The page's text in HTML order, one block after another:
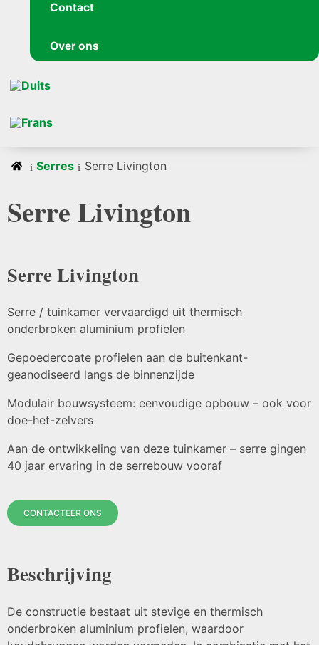
Contact
Over ons
Serres Serre Livington
Serre Livington
Serre Livington
Serre / tuinkamer vervaardigd uit thermisch
onderbroken aluminium profielen
Gepoedercoate profielen aan de buitenkant-
geanodiseerd langs de binnenzijde
Modulair bouwsysteem: eenvoudige opbouw – ook voor
doe-het-zelvers
Aan de ontwikkeling van deze tuinkamer – serre gingen
40 jaar ervaring in de serrebouw vooraf
CONTACTEER ONS
Beschrijving
De constructie bestaat uit stevige en thermisch
onderbroken aluminium profielen, waardoor